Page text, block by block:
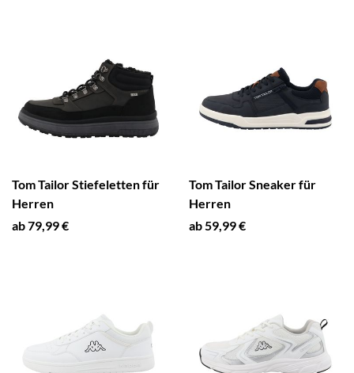
Tom Tailor Stiefeletten für
Herren
ab 79,99 €
Tom Tailor Sneaker für
Herren
ab 59,99 €